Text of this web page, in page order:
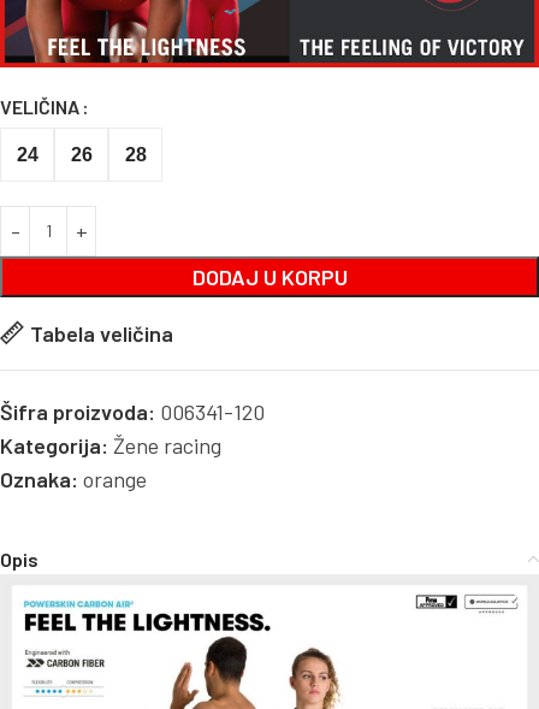
VELIČINA
24 26 28
DODAJ U KORPU
Tabela veličina
Šifra proizvoda: 006341-120
Kategorija: Žene racing
Oznaka: orange
Opis